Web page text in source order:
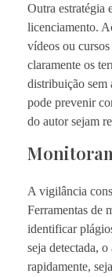
Outra estratégia
licenciamento.
vídeos ou
claramente os
distribuição sem
pode prevenir
do autor sejam
A vigilância
Ferramentas de
identificar
seja detectada,
rapidamente,